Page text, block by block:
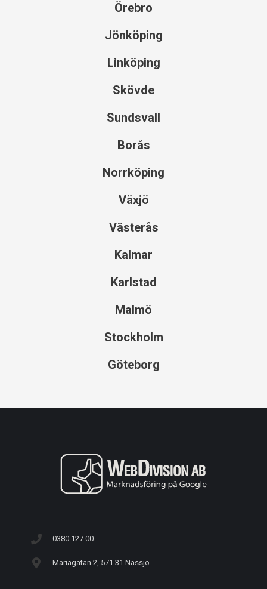
Örebro
Jönköping
Linköping
Skövde
Sundsvall
Borås
Norrköping
Växjö
Västerås
Kalmar
Karlstad
Malmö
Stockholm
Göteborg
0380 127 00
Mariagatan 2, 571 31 Nässjö